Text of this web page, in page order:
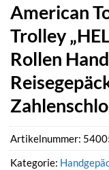
American
Trolley
Rollen
Artikelnummer:
Kategorie: